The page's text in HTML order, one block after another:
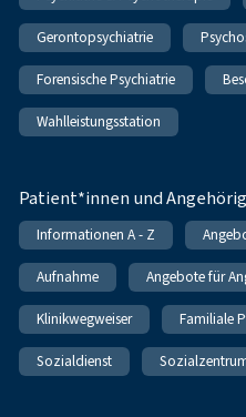
Gerontopsychiatrie
Forensische Psychiatrie
Wahlleistungsstation
Patient*innen und
Informationen A - Z
Aufnahme Angebote für
Klinikwegweiser Familiale
Sozialdienst